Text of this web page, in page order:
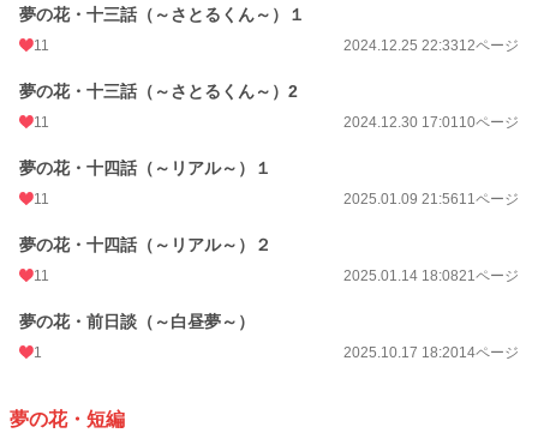
夢の花・十三話（～さとるくん～）１
11 2024.12.25 22:3312ページ
夢の花・十三話（～さとるくん～）2
11 2024.12.30 17:0110ページ
夢の花・十四話（～リアル～）１
11 2025.01.09 21:5611ページ
夢の花・十四話（～リアル～）２
11 2025.01.14 18:0821ページ
夢の花・前日談（～白昼夢～）
1 2025.10.17 18:2014ページ
夢の花・短編